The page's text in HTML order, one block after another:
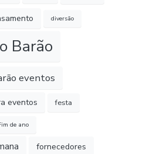
diversão
Barão
eventos
eventos festa
de ano
fornecedores